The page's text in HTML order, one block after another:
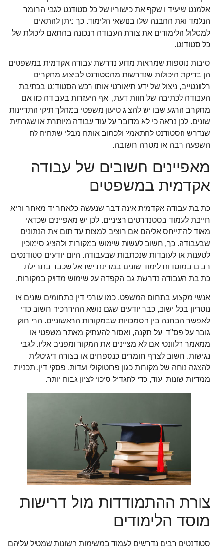
אלמנט שיעיד וישקף את כישוריו של כל סטודנט לגבי החומר
הנלמד ואת ההבנה שלו בנושאי הלימוד. כך ניתן להתאים
למסלול הלימודים את צורת העבודה הנכונה בהתאם ליכולת של
כל סטודנט.
סיבות נוספות שמראות מדוע נדרשת עבודה אקדמית במשפטים
הן בדיקת היכולות שנדרשות מהסטודנט לביצוע מחקרים
רלוונטיים, ניצול של ידע תיאורטי אותו רכש הסטודנט בכתיבת
העבודה לכתיבה של חוות דעת, ואף היעזרות בעבודה כזו אם
מתקרב הרגע שבו יש להציג טיעון משפטי במהלך תיקי התדיינות
שונים. לכן נראה כי לא מדובר על עוד עבודה מיותרת או שגרתית
שנדרש הסטודנט להתאמץ ולכתוב אותה מבלי שתהיה לה
השפעה רבה או מטרה חשובה.
מאפיינים חשובים של עבודה
אקדמית במשפטים
כתיבת עבודה אקדמית אינה דבר שנעשה כלאחר יד מאחר והיא
חייבת לעמוד בסטנדרטים רציניים. לכן יש מאפיינים שכדאי
מאוד להתייחס אליהם אם רוצים למצות עד תום את הנתונים
שבעבודה. כך, חשוב לעשות שימוש במקורות ולהציג סימוכין
לטענות או לעובדות שנכתבות שבעבודה. היום יודעים סטודנטים
רבים במוסדות לימוד שונים במדינת ישראל שכבר בתחילת
כתיבת העבודה נדרשת גם הקפדה על שימוש מדויק במקורות.
אנשי מקצוע בתחום המשפט, כמו עורכי דין בתחומים שונים או
נוטריון בכל ישוב, כבר יודעים שגם נושא ההיררכיה חשוב כדי
לאפשר הבחנה בין הסמכויות שבמקורות הראשוניים. הרי חוק
גובר על פס"ד ועל תקנה, ואסור להעתיק מאתר משפטי או
ממאמר רלוונטי אם לא מציינים את המקור ומפנים אליו. לגבי
נגישות, חשוב לצרף חומרים כנספחים או בצורה דיגיטלית
להצגה נוחה של מקורות כגון פרוטוקולי ועדות, פסקי דין, תכניות
ממדיות שונות ועוד, כדי להגדיל סיכוי לציון גבוה יותר.
צורת ההתמודדות מול דרישות
מוסד הלימודים
סטודנטים רבים נדרשים לעמוד במשימות השונות שמטיל עליהם